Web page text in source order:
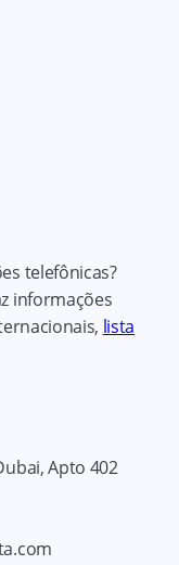
telefônicas?
informações
lista
Apto 402